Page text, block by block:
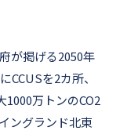
が掲げる2050年
を2カ所、
万トンのCO2
ングランド北東